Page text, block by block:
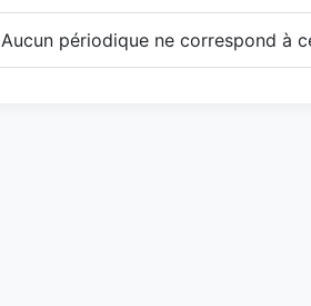
Aucun périodique ne correspond à